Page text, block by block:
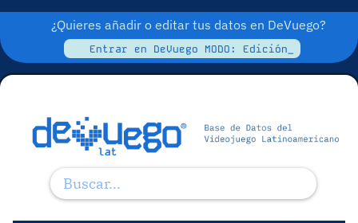
¿Quieres añadir o editar tus datos en DeVuego?
Entrar en DeVuego MODO: Edición_